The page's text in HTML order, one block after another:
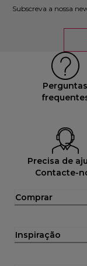
Subscreva a nossa
Perguntas
Precisa de
Contacte-
Comprar
Inspiração